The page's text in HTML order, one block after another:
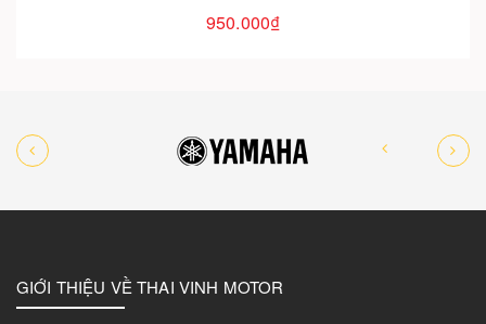
950.000₫
GIỚI THIỆU VỀ THAI VINH MOTOR